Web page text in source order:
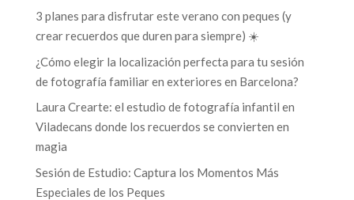
3 planes para disfrutar este verano con peques (y
crear recuerdos que duren para siempre) ☀️
¿Cómo elegir la localización perfecta para tu sesión
de fotografía familiar en exteriores en Barcelona?
Laura Crearte: el estudio de fotografía infantil en
Viladecans donde los recuerdos se convierten en
magia
Sesión de Estudio: Captura los Momentos Más
Especiales de los Peques